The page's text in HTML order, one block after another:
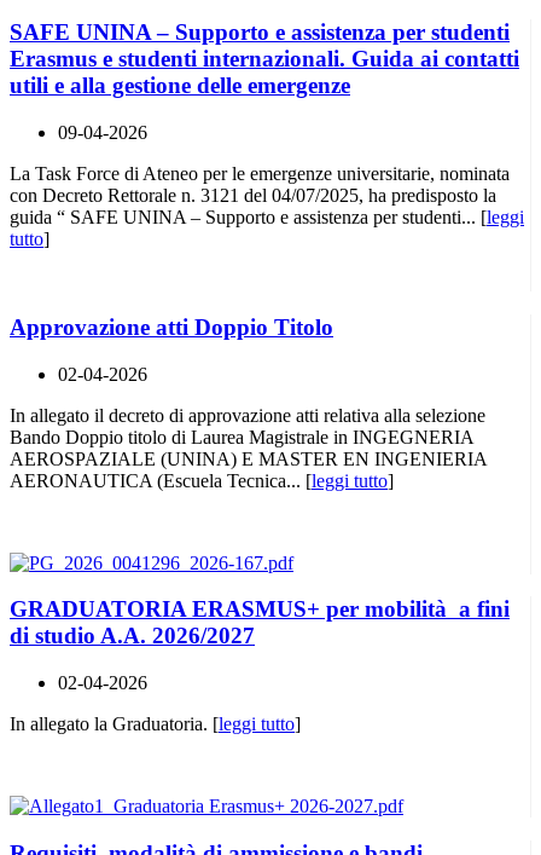
SAFE UNINA – Supporto e assistenza per studenti
Erasmus e studenti internazionali. Guida ai contatti
utili e alla gestione delle emergenze
09-04-2026
La Task Force di Ateneo per le emergenze universitarie, nominata
con Decreto Rettorale n. 3121 del 04/07/2025, ha predisposto la
guida “ SAFE UNINA – Supporto e assistenza per studenti... [leggi
tutto]
Approvazione atti Doppio Titolo
02-04-2026
In allegato il decreto di approvazione atti relativa alla selezione
Bando Doppio titolo di Laurea Magistrale in INGEGNERIA
AEROSPAZIALE (UNINA) E MASTER EN INGENIERIA
AERONAUTICA (Escuela Tecnica... [leggi tutto]
GRADUATORIA ERASMUS+ per mobilità a fini
di studio A.A. 2026/2027
02-04-2026
In allegato la Graduatoria. [leggi tutto]